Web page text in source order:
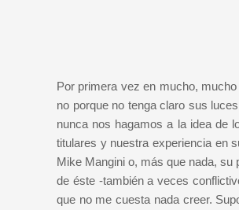
Por primera vez en mucho,
no porque no tenga claro sus
nunca nos hagamos a la idea de
titulares y nuestra experiencia en
Mike Mangini o, más que nada,
de éste -también a veces
que no me cuesta nada creer.